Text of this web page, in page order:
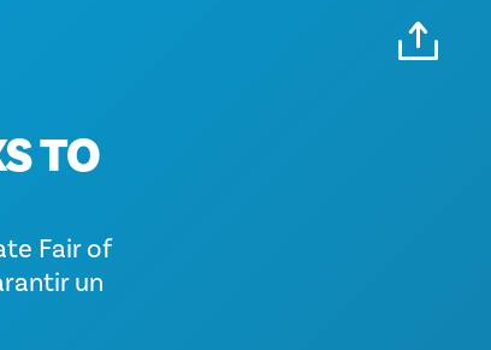
TO
Fair of
un